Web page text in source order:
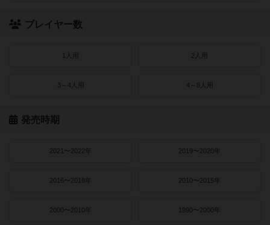
プレイヤー数
1人用 2人用
3～4人用 4～8人用
発売時期
2021〜2022年 2019〜2020年
2016〜2018年 2010〜2015年
2000〜2010年 1990〜2000年